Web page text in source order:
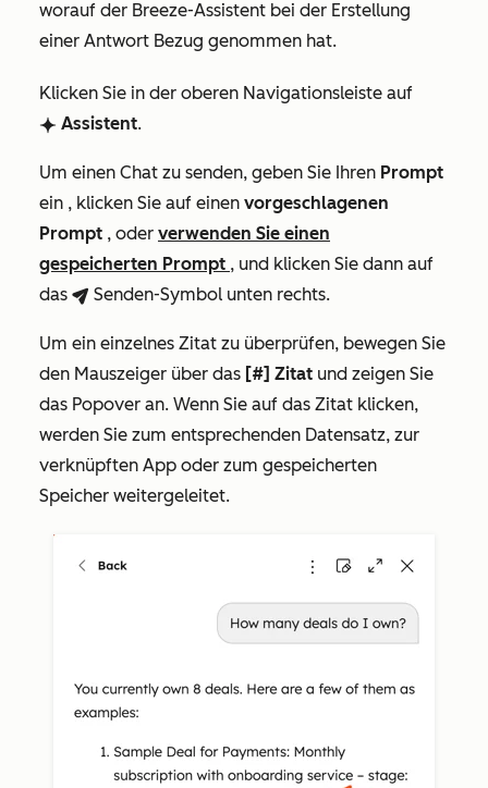
worauf der Breeze-Assistent bei der Erstellung
einer Antwort Bezug genommen hat.
Klicken Sie in der oberen Navigationsleiste auf
breezeSingleStarIcon Assistent.
Um einen Chat zu senden, geben Sie Ihren Prompt
ein , klicken Sie auf einen vorgeschlagenen
Prompt , oder verwenden Sie einen
gespeicherten Prompt , und klicken Sie dann auf
das breezeSendIcon Senden-Symbol unten rechts.
Um ein einzelnes Zitat zu überprüfen, bewegen Sie
den Mauszeiger über das [#] Zitat und zeigen Sie
das Popover an. Wenn Sie auf das Zitat klicken,
werden Sie zum entsprechenden Datensatz, zur
verknüpften App oder zum gespeicherten
Speicher weitergeleitet.